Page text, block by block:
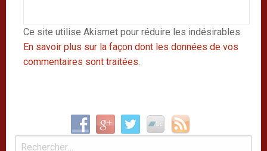
Ce site utilise Akismet pour réduire les indésirables.
En savoir plus sur la façon dont les données de vos
commentaires sont traitées.